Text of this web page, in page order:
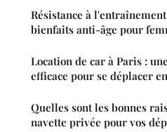
Résistance à
bienfaits anti-âge pour
Location de car à Paris :
efficace pour se déplacer
Quelles sont les bonnes
navette privée pour vos